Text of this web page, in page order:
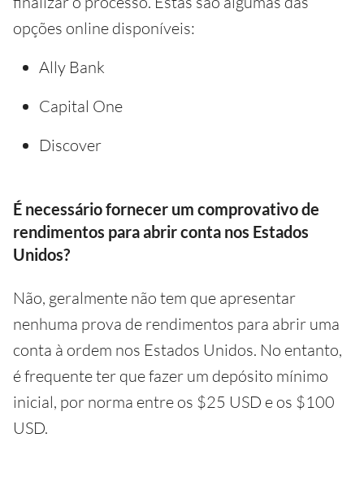
opções online disponíveis:
Ally Bank
Capital One
Discover
É necessário fornecer um comprovativo de
rendimentos para abrir conta nos Estados
Unidos?
Não, geralmente não tem que apresentar
nenhuma prova de rendimentos para abrir uma
conta à ordem nos Estados Unidos. No entanto,
é frequente ter que fazer um depósito mínimo
inicial, por norma entre os $25 USD e os $100
USD.